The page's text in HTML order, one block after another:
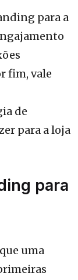
para a
fim, vale
de
para a loja
para
uma